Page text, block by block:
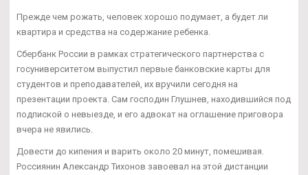
Прежде чем рожать, человек хорошо подумает, а будет ли
квартира и средства на содержание ребенка.
Сбербанк России в рамках стратегического партнерства с
госуниверситетом выпустил первые банковские карты для
студентов и преподавателей, их вручили сегодня на
презентации проекта. Сам господин Глушнев, находившийся под
подпиской о невыезде, и его адвокат на оглашение приговора
вчера не явились.
Довести до кипения и варить около 20 минут, помешивая.
Россиянин Александр Тихонов завоевал на этой дистанции